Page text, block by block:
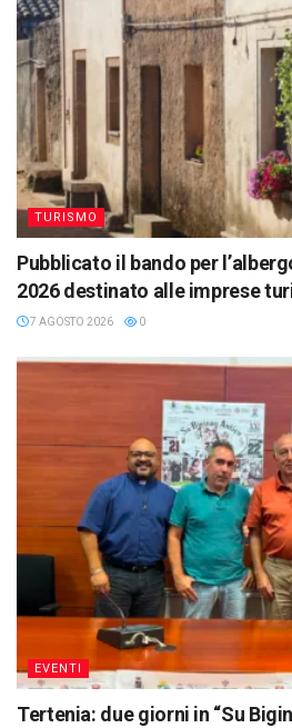
TURISMO
Pubblicato il bando per
2026 destinato alle imprese
7 AGOSTO 2026 0
EVENTI
Tertenia: due giorni in “Su